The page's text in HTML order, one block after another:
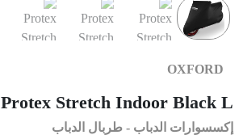
Protex Stretch Indoor Black L
إكسسوارات الدباب - طربال الدباب